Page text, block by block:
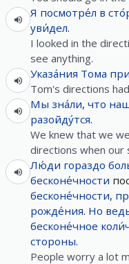
Я посмотре́л в
уви́дел.
I looked in the
see anything.
Указа́ния Тома
Tom's directions
Мы зна́ли, что
разойду́тся.
We knew that we
directions when our
Лю́ди гораздо
бесконе́чности
бесконе́чности,
рожде́ния. Но
бесконе́чное
стороны.
People worry a lot